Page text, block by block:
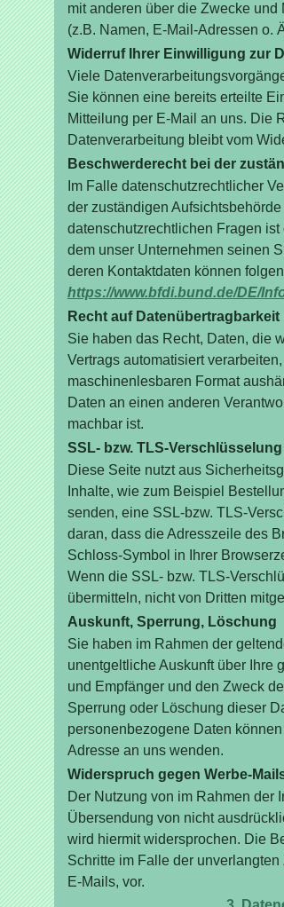
mit anderen über die Zwecke
(z.B. Namen, E-Mail-Adressen o.
Widerruf Ihrer Einwilligung zur
Viele
Sie können eine bereits erteilte
Mitteilung per E-Mail an uns. Die
Datenverarbeitung bleibt vom
Beschwerderecht bei der
Im Falle datenschutzrechtlicher
der zuständigen
datenschutzrechtlichen Fragen
dem unser Unternehmen seinen
deren Kontaktdaten können
https://www.bfdi.bund.de/DE/
Recht auf Datenübertragbarkeit
Sie haben das Recht, Daten, die
Vertrags automatisiert
maschinenlesbaren Format
Daten an einen anderen
machbar ist.
SSL- bzw. TLS-Verschlüsselung
Diese Seite nutzt aus
Inhalte, wie zum Beispiel
senden, eine SSL-bzw. TLS-
daran, dass die Adresszeile des
Schloss-Symbol in Ihrer
Wenn die SSL- bzw. TLS-
übermitteln, nicht von Dritten
Auskunft, Sperrung, Löschung
Sie haben im Rahmen der
unentgeltliche Auskunft über Ihre
und Empfänger und den Zweck
Sperrung oder Löschung dieser
personenbezogene Daten
Adresse an uns wenden.
Widerspruch gegen Werbe-
Der Nutzung von im Rahmen der
Übersendung von nicht
wird hiermit widersprochen. Die
Schritte im Falle der
E-Mails, vor.